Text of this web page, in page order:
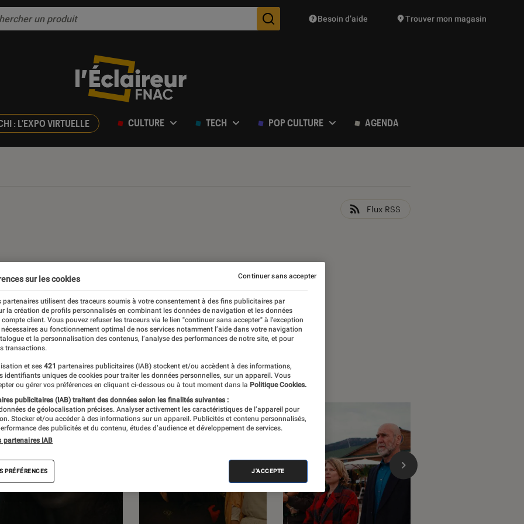
Des suggestions de produits vont vous être proposées
Besoin d’aide Trouver mon magasin
: L'EXPO VIRTUELLE CULTURE TECH POP CULTURE AGENDA
Flux RSS
Fnac. Découvrez des portraits
des critiques de films, mais
et des enquêtes.
sur les cookies
partenaires utilisent des traceurs soumis à votre consentement à des fins publicitaires par
la création de profils personnalisés en combinant les données de navigation et les données
compte client. Vous pouvez refuser les traceurs via le lien "continuer sans accepter" à l’exception
au fonctionnement optimal de nos services notamment l’aide dans votre navigation
et la personnalisation des contenus, l’analyse des performances de notre site, et pour
transactions.
et ses 421 partenaires publicitaires (IAB) stockent et/ou accèdent à des informations,
identifiants uniques de cookies pour traiter les données personnelles, sur un appareil. Vous
ou gérer vos préférences en cliquant ci-dessous ou à tout moment dans la Politique Cookies.
publicitaires (IAB) traitent des données selon les finalités suivantes :
de géolocalisation précises. Analyser activement les caractéristiques de l’appareil pour
Stocker et/ou accéder à des informations sur un appareil. Publicités et contenu personnalisés,
des publicités et du contenu, études d’audience et développement de services.
partenaires IAB
PRÉFÉRENCES J'ACCEPTE
Continuer sans accepter